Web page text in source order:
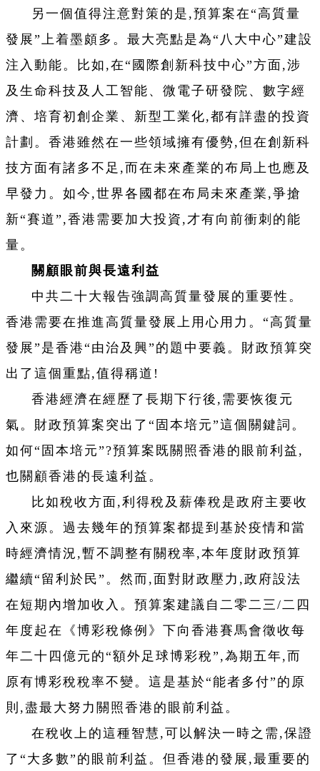
另一個值得注意對策的是,預算案在“高質量
發展”上着墨頗多。最大亮點是為“八大中心”建設
注入動能。比如,在“國際創新科技中心”方面,涉
及生命科技及人工智能、微電子研發院、數字經
濟、培育初創企業、新型工業化,都有詳盡的投資
計劃。香港雖然在一些領域擁有優勢,但在創新科
技方面有諸多不足,而在未來產業的布局上也應及
早發力。如今,世界各國都在布局未來產業,爭搶
新“賽道”,香港需要加大投資,才有向前衝刺的能
量。
關顧眼前與長遠利益
中共二十大報告強調高質量發展的重要性。
香港需要在推進高質量發展上用心用力。“高質量
發展”是香港“由治及興”的題中要義。財政預算突
出了這個重點,值得稱道!
香港經濟在經歷了長期下行後,需要恢復元
氣。財政預算案突出了“固本培元”這個關鍵詞。
如何“固本培元”?預算案既關照香港的眼前利益,
也關顧香港的長遠利益。
比如稅收方面,利得稅及薪俸稅是政府主要收
入來源。過去幾年的預算案都提到基於疫情和當
時經濟情況,暫不調整有關稅率,本年度財政預算
繼續“留利於民”。然而,面對財政壓力,政府設法
在短期內增加收入。預算案建議自二零二三/二四
年度起在《博彩稅條例》下向香港賽馬會徵收每
年二十四億元的“額外足球博彩稅”,為期五年,而
原有博彩稅稅率不變。這是基於“能者多付”的原
則,盡最大努力關照香港的眼前利益。
在稅收上的這種智慧,可以解決一時之需,保證
了“大多數”的眼前利益。但香港的發展,最重要的